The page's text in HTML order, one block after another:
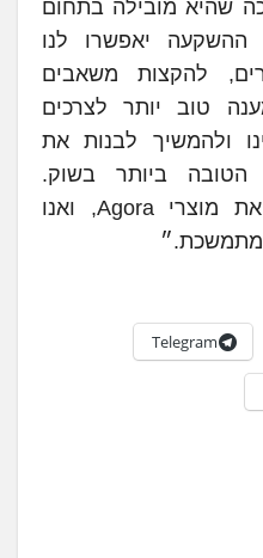
שהיא מובילה בתחום
ההשקעה יאפשרו לנו
להקצות משאבים
טוב יותר לצרכים
ולהמשיך לבנות את
הטובה ביותר בשוק.
הלקוחות שלנו אוהבים את מוצרי Agora, ואנו
Telegram